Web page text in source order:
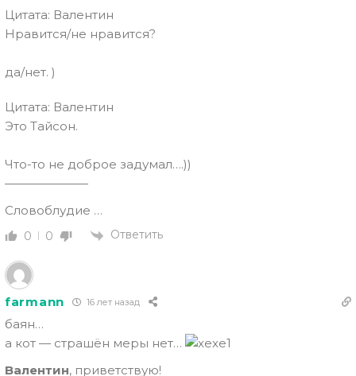
Цитата: Валентин
Нравится/не нравится?
да/нет. )
Цитата: Валентин
Это Тайсон.
Что-то не доброе задумал….))
———————
Словоблудие …
0 0 Ответить
farmann 16 лет назад
баян…
а кот — страшён меры нет…
Валентин, приветствую!